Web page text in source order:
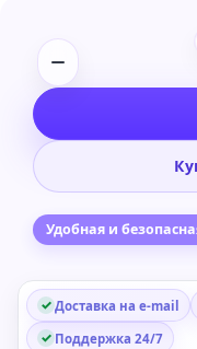
Удобная и
Доставка на e-mail
Поддержка 24/7